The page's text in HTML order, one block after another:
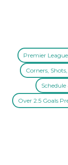
Premier
Corners,
Over 2.5 Goals